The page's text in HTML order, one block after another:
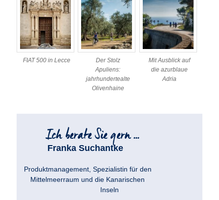
FIAT 500 in Lecce
Der Stolz
Apuliens:
jahrhundertealte
Olivenhaine
Mit Ausblick auf
die azurblaue
Adria
Franka Suchantke
Produktmanagement, Spezialistin für den
Mittelmeerraum und die Kanarischen
Inseln